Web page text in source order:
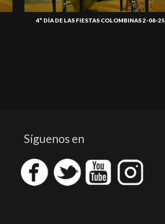
4º DÍA DE LAS FIESTAS COLOMBINAS 2-08-25
Síguenos en